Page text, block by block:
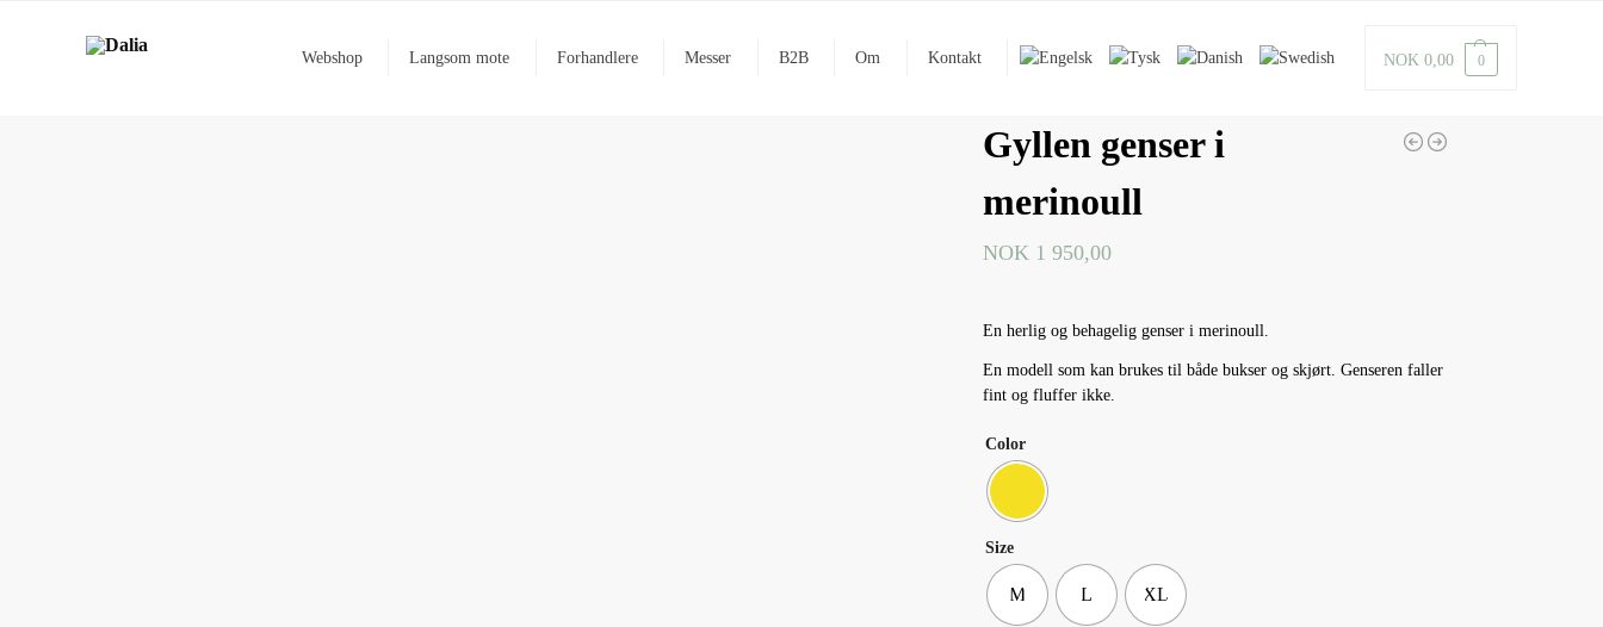
Webshop Langsom mote Forhandlere Messer B2B Om Kontakt NOK 0,00 0
Gyllen genser i
merinoull
NOK 1 950,00
En herlig og behagelig genser i merinoull.
En modell som kan brukes til både bukser og skjørt. Genseren faller
fint og fluffer ikke.
Color
Size
M L XL